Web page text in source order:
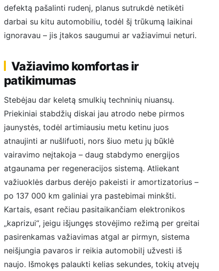
defektą pašalinti rudenį, planus sutrukdė netikėti
darbai su kitu automobiliu, todėl šį trūkumą laikinai
ignoravau – jis įtakos saugumui ar važiavimui neturi.
Važiavimo komfortas ir
patikimumas
Stebėjau dar keletą smulkių techninių niuansų.
Priekiniai stabdžių diskai jau atrodo nebe pirmos
jaunystės, todėl artimiausiu metu ketinu juos
atnaujinti ar nušlifuoti, nors šiuo metu jų būklė
vairavimo neįtakoja – daug stabdymo energijos
atgaunama per regeneracijos sistemą. Atliekant
važiuoklės darbus derėjo pakeisti ir amortizatorius –
po 137 000 km galiniai yra pastebimai minkšti.
Kartais, esant rečiau pasitaikančiam elektronikos
„kaprizui“, jeigu išjungęs stovėjimo režimą per greitai
pasirenkamas važiavimas atgal ar pirmyn, sistema
neišjungia pavaros ir reikia automobilį užvesti iš
naujo. Išmokęs palaukti kelias sekundes, tokių atvejų